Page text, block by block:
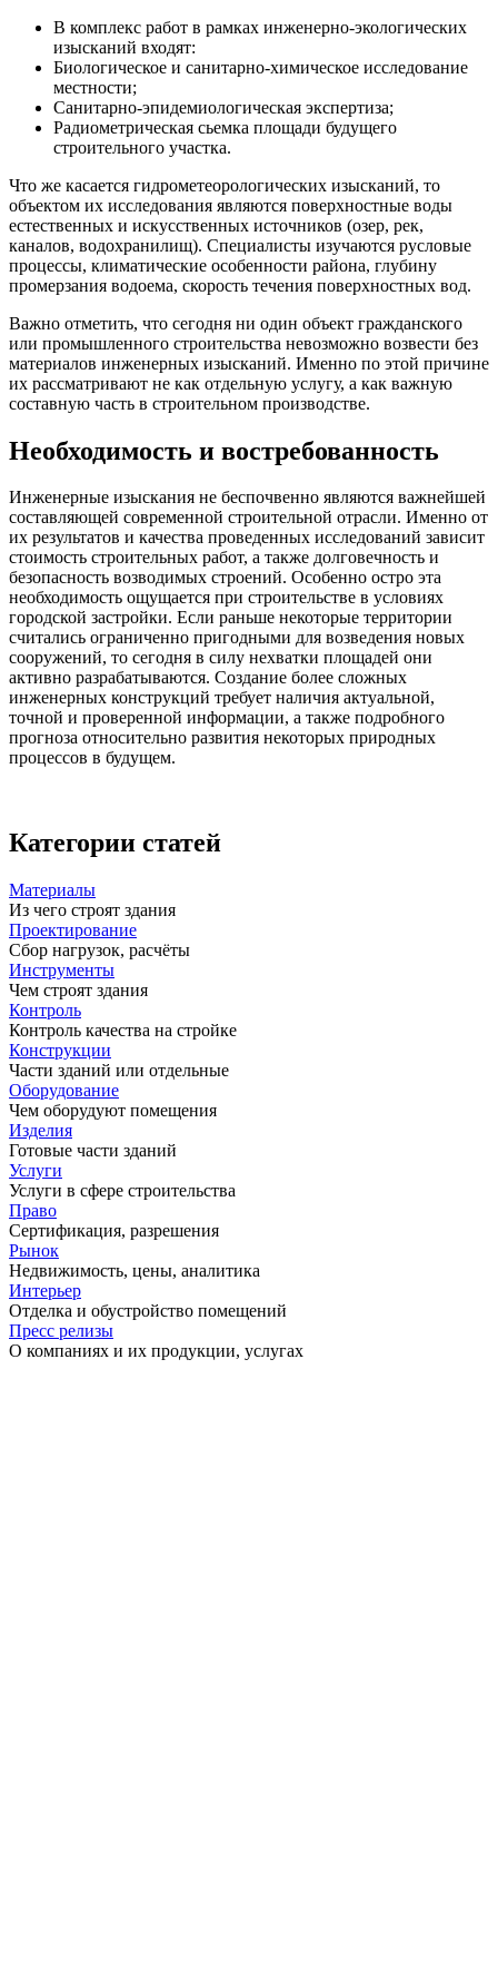
В комплекс работ в рамках инженерно-экологических
изысканий входят:
Биологическое и санитарно-химическое исследование
местности;
Санитарно-эпидемиологическая экспертиза;
Радиометрическая сьемка площади будущего
строительного участка.
Что же касается гидрометеорологических изысканий, то
объектом их исследования являются поверхностные воды
естественных и искусственных источников (озер, рек,
каналов, водохранилищ). Специалисты изучаются русловые
процессы, климатические особенности района, глубину
промерзания водоема, скорость течения поверхностных вод.
Важно отметить, что сегодня ни один объект гражданского
или промышленного строительства невозможно возвести без
материалов инженерных изысканий. Именно по этой причине
их рассматривают не как отдельную услугу, а как важную
составную часть в строительном производстве.
Необходимость и востребованность
Инженерные изыскания не беспочвенно являются важнейшей
составляющей современной строительной отрасли. Именно от
их результатов и качества проведенных исследований зависит
стоимость строительных работ, а также долговечность и
безопасность возводимых строений. Особенно остро эта
необходимость ощущается при строительстве в условиях
городской застройки. Если раньше некоторые территории
считались ограниченно пригодными для возведения новых
сооружений, то сегодня в силу нехватки площадей они
активно разрабатываются. Создание более сложных
инженерных конструкций требует наличия актуальной,
точной и проверенной информации, а также подробного
прогноза относительно развития некоторых природных
процессов в будущем.
Категории статей
Материалы
Из чего строят здания
Проектирование
Сбор нагрузок, расчёты
Инструменты
Чем строят здания
Контроль
Контроль качества на стройке
Конструкции
Части зданий или отдельные
Оборудование
Чем оборудуют помещения
Изделия
Готовые части зданий
Услуги
Услуги в сфере строительства
Право
Сертификация, разрешения
Рынок
Недвижимость, цены, аналитика
Интерьер
Отделка и обустройство помещений
Пресс релизы
О компаниях и их продукции, услугах